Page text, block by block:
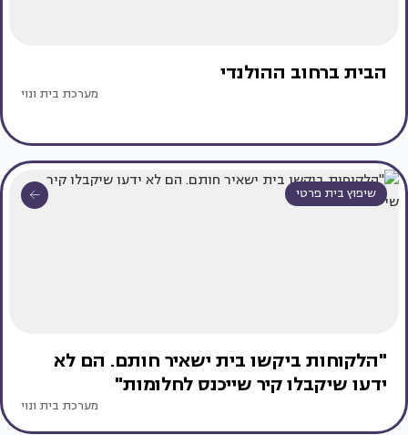
הבית ברחוב ההולנדי
מערכת בית ונוי
שיפוץ בית פרטי
"הלקוחות ביקשו בית ישאיר חותם. הם לא
ידעו שיקבלו קיר שייכנס לחלומות"
מערכת בית ונוי